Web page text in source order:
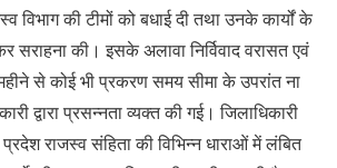
विभाग की टीमों को बधाई दी तथा उनके कार्यों के
सराहना की। इसके अलावा निर्विवाद वरासत एवं
से कोई भी प्रकरण समय सीमा के उपरांत ना
द्वारा प्रसन्नता व्यक्त की गई। जिलाधिकारी
प्रदेश राजस्व संहिता की विभिन्न धाराओं में लंबित